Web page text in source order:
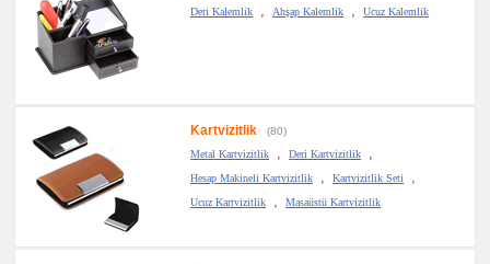
Deri Kalemlik
, Ahşap Kalemlik , Ucuz Kalemlik
Kartvizitlik
(80)
Metal Kartvizitlik
, Deri Kartvizitlik ,
Hesap Makineli Kartvizitlik , Kartvizitlik Seti ,
Ucuz Kartvizitlik , Masaüstü Kartvizitlik